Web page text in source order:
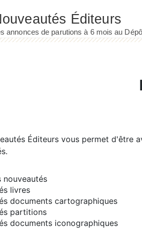
Éditeurs vous permet d'être
nouveautés
livres
documents cartographiques
partitions
documents iconographiques